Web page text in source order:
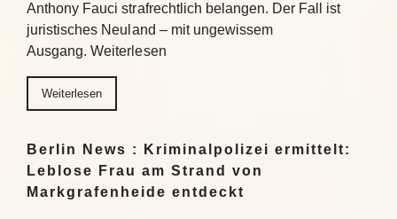
Anthony Fauci strafrechtlich belangen. Der Fall ist
juristisches Neuland – mit ungewissem
Ausgang. Weiterlesen
Weiterlesen
Berlin News : Kriminalpolizei ermittelt:
Leblose Frau am Strand von
Markgrafenheide entdeckt